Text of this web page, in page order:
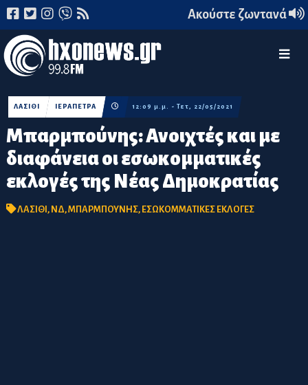
Ακούστε ζωντανά
Μπαρμπούνης: Ανοιχτές και με
διαφάνεια οι εσωκομματικές
εκλογές της Νέας Δημοκρατίας
ΛΑΣΙΘΙ ΙΕΡΑΠΕΤΡΑ 12:09 μ.μ. - Τετ, 22/05/2021
ΛΑΣΙΘΙ, ΝΔ,ΜΠΑΡΜΠΟΥΝΗΣ, ΕΣΩΚΟΜΜΑΤΙΚΕΣ ΕΚΛΟΓΕΣ